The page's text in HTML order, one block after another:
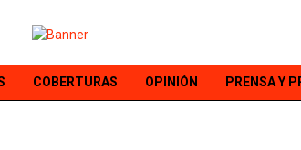
COBERTURAS OPINIÓN PRENSA Y